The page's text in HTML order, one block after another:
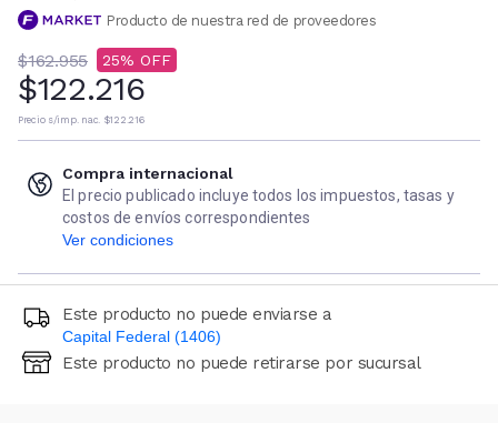
Producto de nuestra red de proveedores
$162.955 25
$122.216
Precio s/imp. nac. $122.216
Compra internacional
El precio publicado incluye todos los impuestos, tasas y
costos de envíos correspondientes
Ver condiciones
Este producto no puede enviarse a
Capital Federal (1406)
Ingresá código postal (sólo números)
Este producto no puede retirarse por sucursal